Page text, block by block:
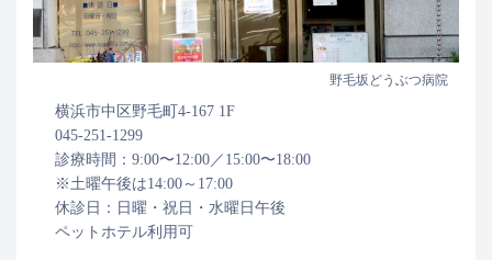
野毛坂どうぶつ病院
横浜市中区野毛町4-167 1F
045-251-1299
診療時間：9:00〜12:00／15:00〜18:00
※土曜午後は14:00～17:00
休診日：日曜・祝日・水曜日午後
ペットホテル利用可